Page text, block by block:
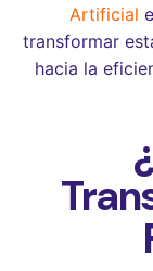
Artificial
transformar
hacia la